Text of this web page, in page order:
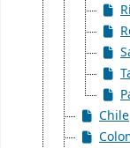
Chile